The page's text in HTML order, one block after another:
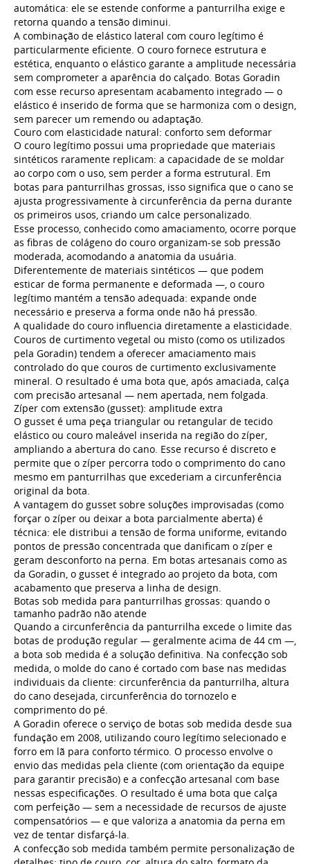
automática: ele se estende conforme a panturrilha exige e
retorna quando a tensão diminui.
A combinação de elástico lateral com couro legítimo é
particularmente eficiente. O couro fornece estrutura e
estética, enquanto o elástico garante a amplitude necessária
sem comprometer a aparência do calçado. Botas Goradin
com esse recurso apresentam acabamento integrado — o
elástico é inserido de forma que se harmoniza com o design,
sem parecer um remendo ou adaptação.
Couro com elasticidade natural: conforto sem deformar
O couro legítimo possui uma propriedade que materiais
sintéticos raramente replicam: a capacidade de se moldar
ao corpo com o uso, sem perder a forma estrutural. Em
botas para panturrilhas grossas, isso significa que o cano se
ajusta progressivamente à circunferência da perna durante
os primeiros usos, criando um calce personalizado.
Esse processo, conhecido como amaciamento, ocorre porque
as fibras de colágeno do couro organizam-se sob pressão
moderada, acomodando a anatomia da usuária.
Diferentemente de materiais sintéticos — que podem
esticar de forma permanente e deformada —, o couro
legítimo mantém a tensão adequada: expande onde
necessário e preserva a forma onde não há pressão.
A qualidade do couro influencia diretamente a elasticidade.
Couros de curtimento vegetal ou misto (como os utilizados
pela Goradin) tendem a oferecer amaciamento mais
controlado do que couros de curtimento exclusivamente
mineral. O resultado é uma bota que, após amaciada, calça
com precisão artesanal — nem apertada, nem folgada.
Zíper com extensão (gusset): amplitude extra
O gusset é uma peça triangular ou retangular de tecido
elástico ou couro maleável inserida na região do zíper,
ampliando a abertura do cano. Esse recurso é discreto e
permite que o zíper percorra todo o comprimento do cano
mesmo em panturrilhas que excederiam a circunferência
original da bota.
A vantagem do gusset sobre soluções improvisadas (como
forçar o zíper ou deixar a bota parcialmente aberta) é
técnica: ele distribui a tensão de forma uniforme, evitando
pontos de pressão concentrada que danificam o zíper e
geram desconforto na perna. Em botas artesanais como as
da Goradin, o gusset é integrado ao projeto da bota, com
acabamento que preserva a linha de design.
Botas sob medida para panturrilhas grossas: quando o
tamanho padrão não atende
Quando a circunferência da panturrilha excede o limite das
botas de produção regular — geralmente acima de 44 cm —,
a bota sob medida é a solução definitiva. Na confecção sob
medida, o molde do cano é cortado com base nas medidas
individuais da cliente: circunferência da panturrilha, altura
do cano desejada, circunferência do tornozelo e
comprimento do pé.
A Goradin oferece o serviço de botas sob medida desde sua
fundação em 2008, utilizando couro legítimo selecionado e
forro em lã para conforto térmico. O processo envolve o
envio das medidas pela cliente (com orientação da equipe
para garantir precisão) e a confecção artesanal com base
nessas especificações. O resultado é uma bota que calça
com perfeição — sem a necessidade de recursos de ajuste
compensatórios — e que valoriza a anatomia da perna em
vez de tentar disfarçá-la.
A confecção sob medida também permite personalização de